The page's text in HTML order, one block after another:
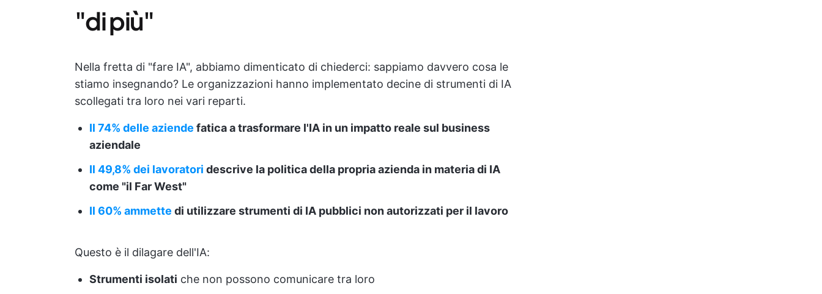
"di più"
Nella fretta di "fare IA", abbiamo dimenticato di chiederci: sappiamo davvero cosa le
stiamo insegnando? Le organizzazioni hanno implementato decine di strumenti di IA
scollegati tra loro nei vari reparti.
Il 74% delle aziende fatica a trasformare l'IA in un impatto reale sul business
aziendale
Il 49,8% dei lavoratori descrive la politica della propria azienda in materia di IA
come "il Far West"
Il 60% ammette di utilizzare strumenti di IA pubblici non autorizzati per il lavoro
Questo è il dilagare dell'IA:
Strumenti isolati che non possono comunicare tra loro